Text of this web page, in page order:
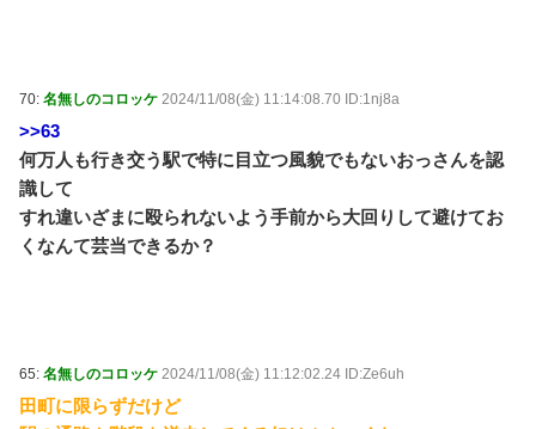
70: 名無しのコロッケ 2024/11/08(金) 11:14:08.70 ID:1nj8a
>>63
何万人も行き交う駅で特に目立つ風貌でもないおっさんを認
識して
すれ違いざまに殴られないよう手前から大回りして避けてお
くなんて芸当できるか？
65: 名無しのコロッケ 2024/11/08(金) 11:12:02.24 ID:Ze6uh
田町に限らずだけど